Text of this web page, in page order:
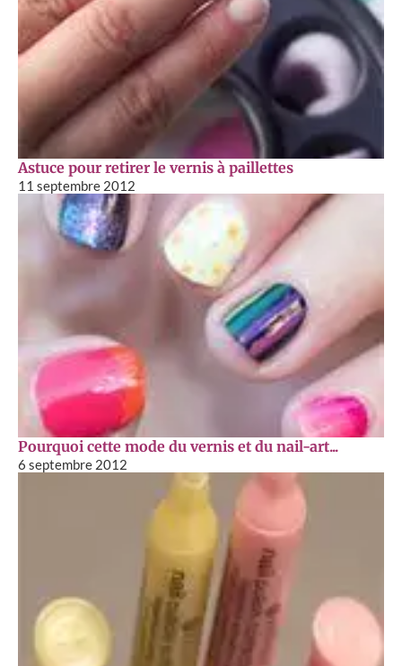
Astuce pour retirer le vernis à paillettes
11 septembre 2012
Pourquoi cette mode du vernis et du nail-art...
6 septembre 2012